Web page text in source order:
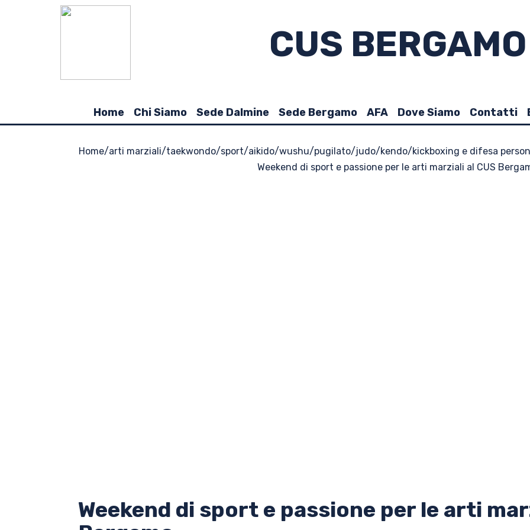
CUS BERGAMO
Home Chi Siamo Sede Dalmine Sede Bergamo AFA Dove Siamo Contatti
Home/arti marziali/taekwondo/sport/aikido/wushu/pugilato/judo/kendo/kickboxing e difesa
Weekend di sport e passione per le arti marziali al CUS
Weekend di sport e passione per le arti